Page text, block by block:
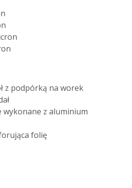
z podpórką na worek
z aluminium
folię